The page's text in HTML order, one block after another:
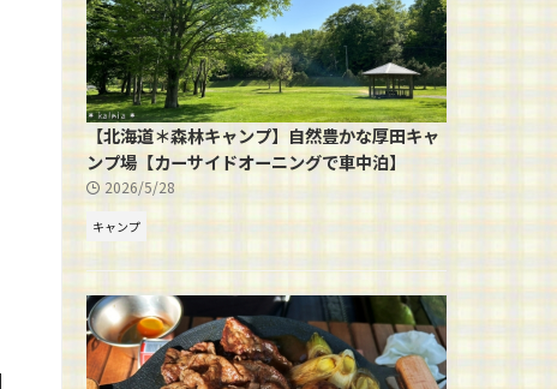
【北海道＊森林キャンプ】自然豊かな厚田キャ
ンプ場【カーサイドオーニングで車中泊】
2026/5/28
キャンプ